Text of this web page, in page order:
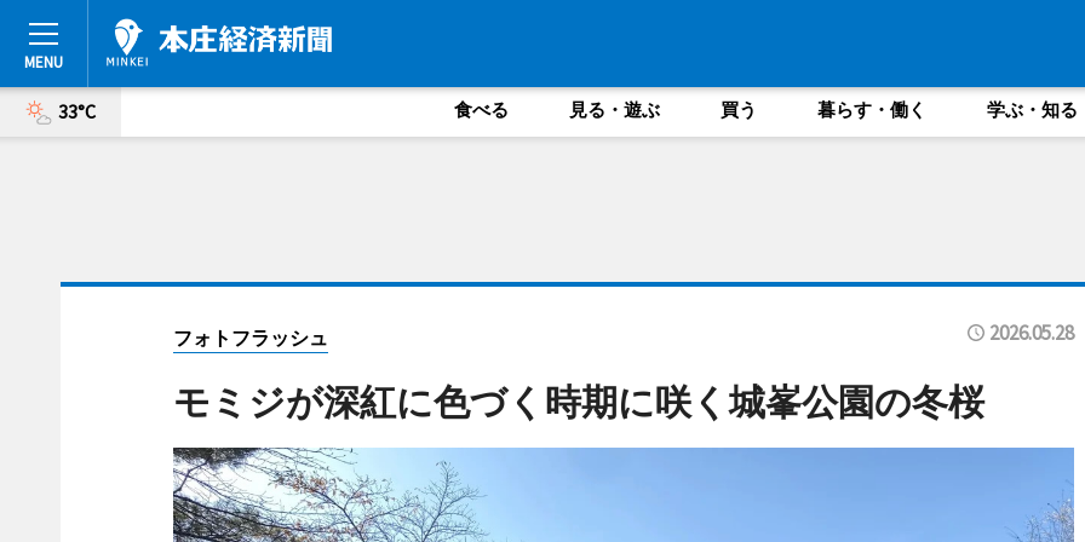
33°C 食べる 見る・遊ぶ 買う 暮らす・働く 学ぶ・知る
フォトフラッシュ 2026.05.28
モミジが深紅に色づく時期に咲く城峯公園の冬桜